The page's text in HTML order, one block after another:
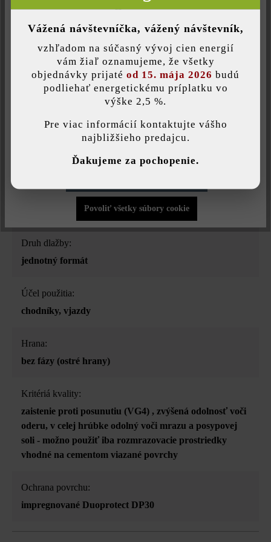
Druh produktu:
betónové dlažby
Farba:
taupe jemne tieňovaná
Povrchová štruktúra:
Zaťažiteľnosť:
pojazdná osobnými autami do 3,5 t
Druh dlažby:
jednotný formát
Účel použitia:
chodníky, vjazdy
Hrana:
bez fázy (ostré hrany)
Kritériá kvality:
zaistenie proti posunutiu (VG4) , zvýšená odolnosť voči
oderu, v celej hrúbke odolný voči mrazu a posypovej
soli - možno použiť iba rozmrazovacie prostriedky
vhodné na cementom viazané povrchy
Ochrana povrchu:
impregnované Duoprotect DP30
Uložiť individuálne nastavenie
Táto webová stránka používa súbory cookie, aby vám ponúkla
Povoliť všetky súbory cookie
Vážená návštevníčka, vážený návštevník,
vzhľadom na súčasný vývoj cien energií
vám žiaľ oznamujeme, že všetky
objednávky prijaté od 15. mája 2026 budú
podliehať energetickému príplatku vo
výške 2,5 %.
Pre viac informácií kontaktujte vášho
najbližšieho predajcu.
Ďakujeme za pochopenie.